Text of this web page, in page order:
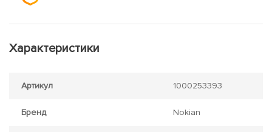
Характеристики
Артикул 1000253393
Бренд Nokian